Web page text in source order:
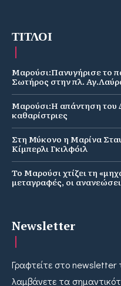
ΤΙΤΛΟΙ
Μαρούσι:Πανυγήρισε το
Σωτήρος στην πλ.
Μαρούσι:Η απάντηση του
καθαρίστριες
Στη Μύκονο η Μαρίνα
Κίμπερλι Γκιλφόιλ
Το Μαρούσι χτίζει τη
μεταγραφές, οι
Newsletter
Γραφτείτε στο newsletter
λαμβάνετε τα